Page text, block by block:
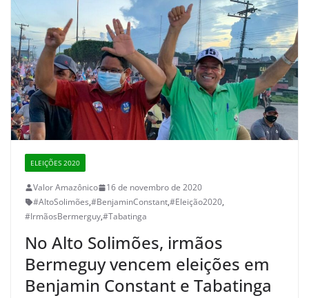
ELEIÇÕES 2020
Valor Amazônico
16 de novembro de 2020
#AltoSolimões,#BenjaminConstant,#Eleição2020,
#IrmãosBermerguy,#Tabatinga
No Alto Solimões, irmãos
Bermeguy vencem eleições em
Benjamin Constant e Tabatinga